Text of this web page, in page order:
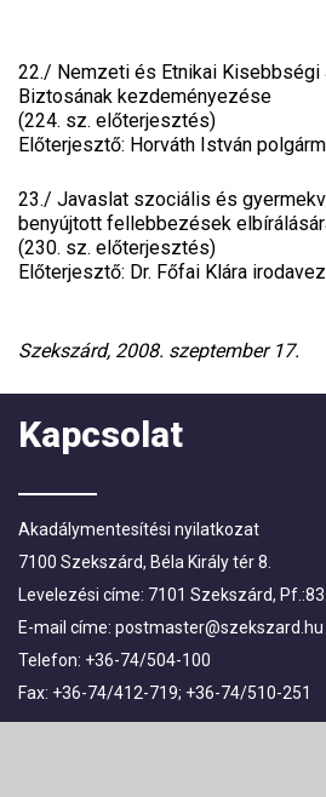
22./ Nemzeti és Etnikai
Biztosának kezdeményezése
(224. sz. előterjesztés)
Előterjesztő: Horváth István
23./ Javaslat szociális és
benyújtott fellebbezések
(230. sz. előterjesztés)
Előterjesztő: Dr. Főfai Klára
Szekszárd, 2008. szeptember 17.
Kapcsolat
Akadálymentesítési nyilatkozat
7100 Szekszárd, Béla Király tér 8.
Levelezési címe: 7101 Szekszárd, Pf.:83.
E-mail címe: postmaster@szekszard.hu
Telefon: +36-74/504-100
Fax: +36-74/412-719; +36-74/510-251